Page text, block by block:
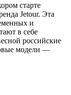
старте
Jetour. Эта
и
в себе
российские
модели —